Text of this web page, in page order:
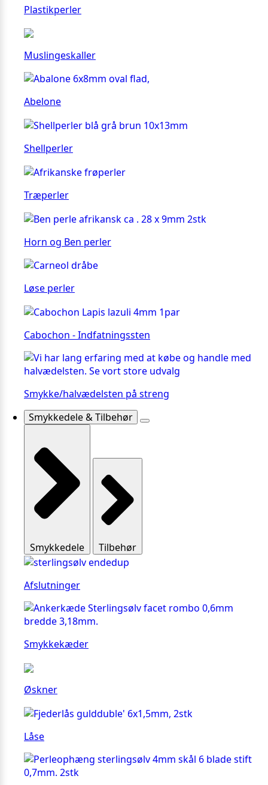
Plastikperler
Muslingeskaller
Abelone
Shellperler
Træperler
Horn og Ben perler
Løse perler
Cabochon - Indfatningssten
Smykke/halvædelsten på streng
Smykkedele & Tilbehør
Smykkedele Tilbehør
Afslutninger
Smykkekæder
Øskner
Låse